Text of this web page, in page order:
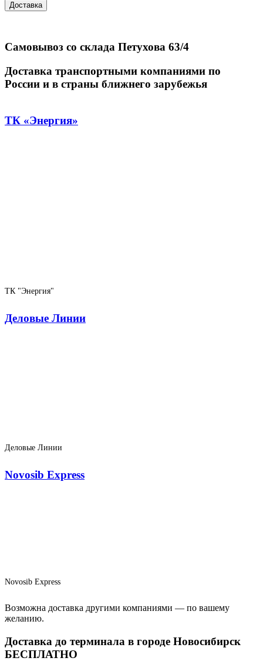
Доставка
Самовывоз со склада Петухова 63/4
Доставка транспортными компаниями по
России и в страны ближнего зарубежья
ТК «Энергия»
ТК "Энергия"
Деловые Линии
Деловые Линии
Novosib Express
Novosib Express
Возможна доставка другими компаниями — по вашему
желанию.
Доставка до терминала в городе Новосибирск
БЕСПЛАТНО